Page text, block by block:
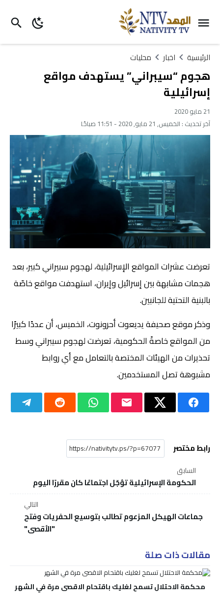
الرئيسية اخبار محليات
هجوم “سيبراني” يستهدف مواقع
إسرائيلية
21 مايو 2020
آخر تحديث : الخميس, 21 مايو, 2020 - 11:51 صباحًا
تعرضت عشرات المواقع الإسرائيلية، لهجوم سبيراني كبير، بعد
هجمات مشابهة بين إسرائيل وإيران، استهدفت مواقع خاصّة
بالبنية التحتية للجانبين.
وذكر موقع صحيفة يديعوت أحرونوت، الخميس، أن عددًا كبيرًا
من المواقع خاصةً الحكومية، تعرضت لهجوم سيبراني وسط
تحذيرات من الهيئات المختصة بالتعامل مع أي روابط
مشبوهة تصل المستخدمين.
رابط مختصر
السابق
الحكومة الإسرائيلية تؤجّل اجتماعًا كان مقررًا اليوم
التالي
جماعات الهيكل المزعوم تطالب بتوسيع الحفريات وفتح
"الأقصى"
مقالات ذات صلة
محكمة الاحتلال تسمح لغليك باقتحام الاقصى مرة في الشهر